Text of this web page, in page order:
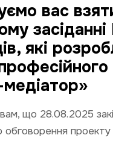
вас
які
медіатор»
що 28.08.2025
обговорення